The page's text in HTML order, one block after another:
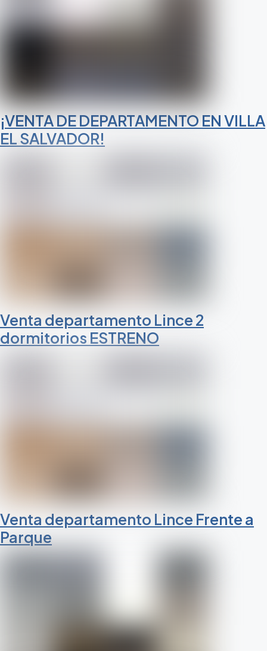
¡VENTA DE DEPARTAMENTO EN VILLA
EL SALVADOR!
Venta departamento Lince 2
dormitorios ESTRENO
Venta departamento Lince Frente a
Parque